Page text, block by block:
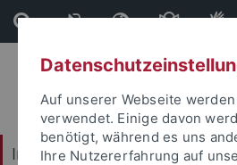
Direkt
zum
Inhalt
Direkt
zur
Fußleiste
Interdisciplinary Centre for
Auf unserer Webseite
verwendet. Einige davon
benötigt, während es uns
Ihre Nutzererfahrung auf